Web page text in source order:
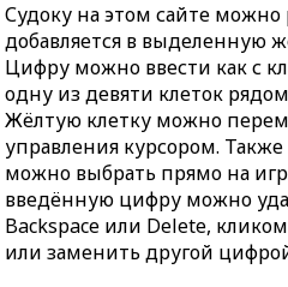
Судоку на этом сайте
добавляется в выделенную
Цифру можно ввести как с
одну из девяти клеток
Жёлтую клетку можно
управления курсором.
можно выбрать прямо на
введённую цифру можно
Backspace или Delete,
или заменить другой